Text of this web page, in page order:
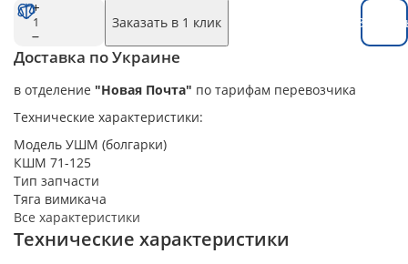
Заказать в 1 клик
Доставка по Украине
в отделение "Новая Почта" по тарифам перевозчика
Технические характеристики:
Модель УШМ (болгарки)
КШМ 71-125
Тип запчасти
Тяга вимикача
Все характеристики
Технические характеристики